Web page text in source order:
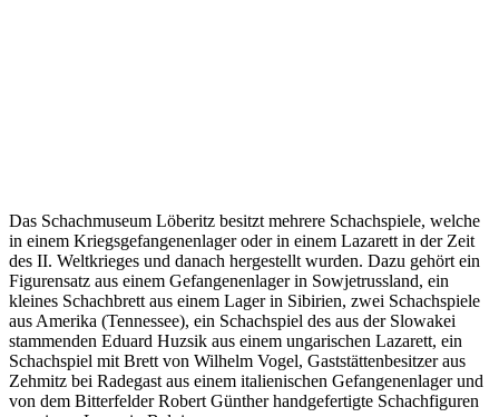
Das Schachmuseum Löberitz besitzt mehrere Schachspiele, welche
in einem Kriegsgefangenenlager oder in einem Lazarett in der Zeit
des II. Weltkrieges und danach hergestellt wurden. Dazu gehört ein
Figurensatz aus einem Gefangenenlager in Sowjetrussland, ein
kleines Schachbrett aus einem Lager in Sibirien, zwei Schachspiele
aus Amerika (Tennessee), ein Schachspiel des aus der Slowakei
stammenden Eduard Huzsik aus einem ungarischen Lazarett, ein
Schachspiel mit Brett von Wilhelm Vogel, Gaststättenbesitzer aus
Zehmitz bei Radegast aus einem italienischen Gefangenenlager und
von dem Bitterfelder Robert Günther handgefertigte Schachfiguren